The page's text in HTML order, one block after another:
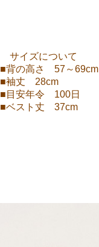
サイズについて
■背の高さ 57～69cm
■袖丈 28cm
■目安年令 100日
■ベスト丈 37cm